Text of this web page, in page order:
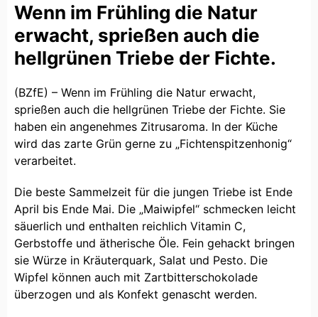
Wenn im Frühling die Natur
erwacht, sprießen auch die
hellgrünen Triebe der Fichte.
(BZfE) – Wenn im Frühling die Natur erwacht,
sprießen auch die hellgrünen Triebe der Fichte. Sie
haben ein angenehmes Zitrusaroma. In der Küche
wird das zarte Grün gerne zu „Fichtenspitzenhonig“
verarbeitet.
Die beste Sammelzeit für die jungen Triebe ist Ende
April bis Ende Mai. Die „Maiwipfel“ schmecken leicht
säuerlich und enthalten reichlich Vitamin C,
Gerbstoffe und ätherische Öle. Fein gehackt bringen
sie Würze in Kräuterquark, Salat und Pesto. Die
Wipfel können auch mit Zartbitterschokolade
überzogen und als Konfekt genascht werden.